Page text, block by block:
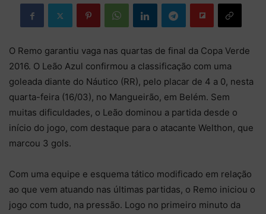
O Remo garantiu vaga nas quartas de final da Copa Verde
2016. O Leão Azul confirmou a classificação com uma
goleada diante do Náutico (RR), pelo placar de 4 a 0, nesta
quarta-feira (16/03), no Mangueirão, em Belém. Sem
muitas dificuldades, o Leão dominou a partida desde o
início do jogo, com destaque para o atacante Welthon, que
marcou 3 gols.
Com uma equipe e esquema tático modificado em relação
ao que vem atuando nas últimas partidas, o Remo iniciou o
jogo com tudo, na pressão. Logo no primeiro minuto da